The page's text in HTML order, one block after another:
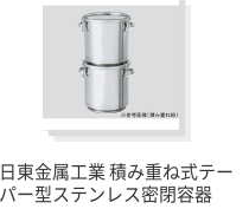
日東金属工業 積み重ね式テー
パー型ステンレス密閉容器